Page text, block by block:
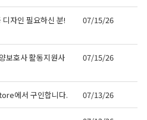
자인 필요하신 분!
07/15/26
보호사 활동지원사
07/15/26
에서 구인합니다. 07/13/26